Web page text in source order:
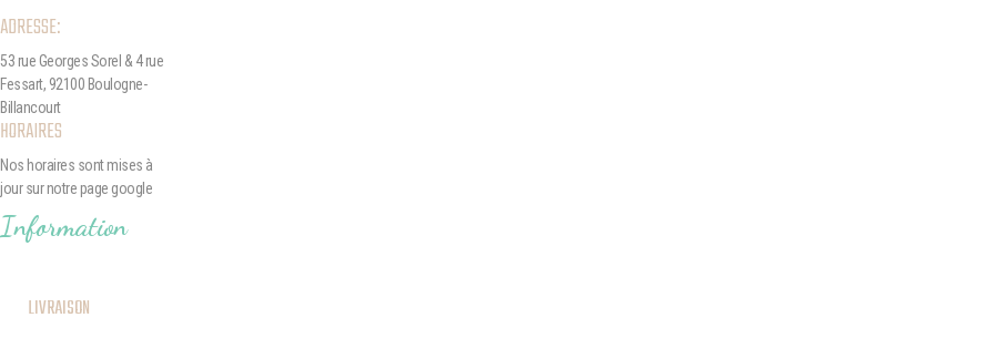
ADRESSE:
53 rue Georges Sorel & 4 rue
Fessart, 92100 Boulogne-
Billancourt
HORAIRES
Nos horaires sont mises à
jour sur notre page google
Information
LIVRAISON